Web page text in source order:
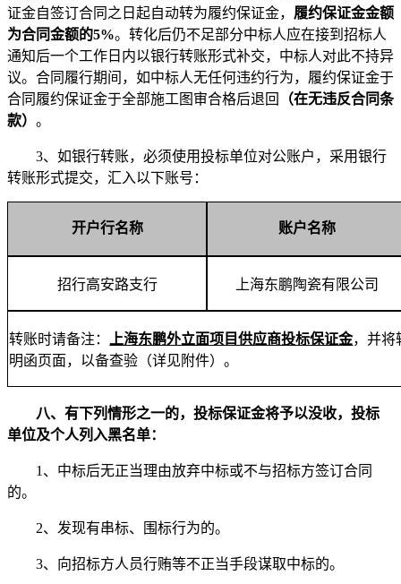
证金自签订合同之日起自动转为履约保证金， 履约保证金金额
为合同金额的5%。转化后仍不足部分中标人应在接到招标人
通知后一个工作日内以银行转账形式补交，中标人对此不持异
议。合同履行期间，如中标人无任何违约行为，履约保证金于
合同履约保证金于全部施工图审合格后退回
（在无违反合同条
款） 。
3、如银行转账，必须使用投标单位对公账户，采用银行
转账形式提交，汇入以下账号：
开户行名称 账户名称
招行高安路支行 上海东鹏陶瓷有限公司
转账时请备注： 上海东鹏外立面项目供应商投标保证金，并将
明函页面，以备查验（详见附件）。
八、有下列情形之一的，投标保证金将予以没收，投标
单位及个人列入黑名单：
1、中标后无正当理由放弃中标或不与招标方签订合同
的。
2、发现有串标、围标行为的。
3、向招标方人员行贿等不正当手段谋取中标的。